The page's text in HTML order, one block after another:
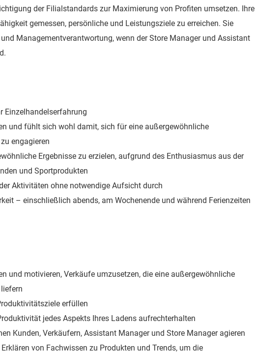
der Filialstandards zur Maximierung von Profiten umsetzen. Ihre
gemessen, persönliche und Leistungsziele zu erreichen. Sie
Managementverantwortung, wenn der Store Manager und Assistant
Einzelhandelserfahrung
und fühlt sich wohl damit, sich für eine außergewöhnliche
engagieren
Ergebnisse zu erzielen, aufgrund des Enthusiasmus aus der
und Sportprodukten
Aktivitäten ohne notwendige Aufsicht durch
– einschließlich abends, am Wochenende und während Ferienzeiten
und motivieren, Verkäufe umzusetzen, die eine außergewöhnliche
erfüllen
jedes Aspekts Ihres Ladens aufrechterhalten
Kunden, Verkäufern, Assistant Manager und Store Manager agieren
von Fachwissen zu Produkten und Trends, um die